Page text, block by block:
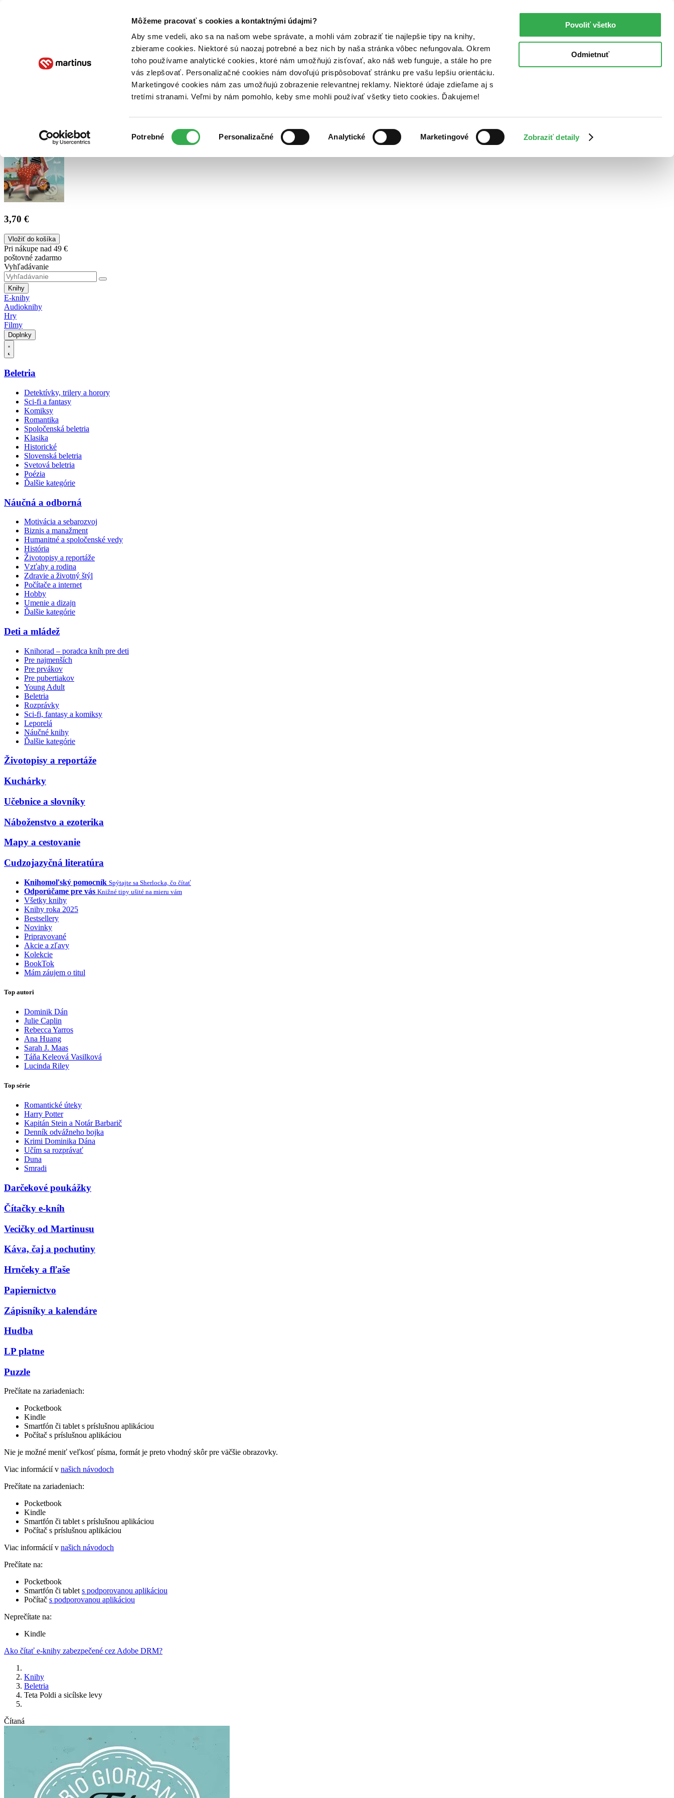
Môžeme pracovať s cookies a kontaktnými údajmi?
Aby sme vedeli, ako sa na našom webe správate, a mohli vám zobraziť tie najlepšie tipy na knihy,
zbierame cookies. Niektoré sú naozaj potrebné a bez nich by naša stránka vôbec nefungovala. Okrem
toho používame analytické cookies, ktoré nám umožňujú zisťovať, ako náš web funguje, a stále ho pre
vás zlepšovať. Personalizačné cookies nám dovoľujú prispôsobovať stránku pre vašu lepšiu orientáciu.
Marketingové cookies nám zas umožňujú zobrazenie relevantnej reklamy. Niektoré údaje zdieľame aj s
tretími stranami. Veľmi by nám pomohlo, keby sme mohli používať všetky tieto cookies. Ďakujeme!
súhlasu
Potrebné Personalizačné Analytické Marketingové Zobraziť detaily
Povoliť všetko
Odmietnuť
Poukážky Kontakt
3,70 €
Vložiť do košíka
Pri nákupe nad 49 €
poštovné zadarmo
Vyhľadávanie
Knihy
E-knihy
Audioknihy
Hry
Filmy
Doplnky
Beletria
Detektívky, trilery a horory
Sci-fi a fantasy
Komiksy
Romantika
Spoločenská beletria
Klasika
Historické
Slovenská beletria
Svetová beletria
Poézia
Ďalšie kategórie
Náučná a odborná
Motivácia a sebarozvoj
Biznis a manažment
Humanitné a spoločenské vedy
História
Životopisy a reportáže
Vzťahy a rodina
Zdravie a životný štýl
Počítače a internet
Hobby
Umenie a dizajn
Ďalšie kategórie
Deti a mládež
Knihorad – poradca kníh pre deti
Pre najmenších
Pre prvákov
Pre pubertiakov
Young Adult
Beletria
Rozprávky
Sci-fi, fantasy a komiksy
Leporelá
Náučné knihy
Ďalšie kategórie
Životopisy a reportáže
Kuchárky
Učebnice a slovníky
Náboženstvo a ezoterika
Mapy a cestovanie
Cudzojazyčná literatúra
Knihomoľský pomocník Spýtajte sa Sherlocka, čo čítať
Odporúčame pre vás Knižné tipy ušité na mieru vám
Všetky knihy
Knihy roka 2025
Bestsellery
Novinky
Pripravované
Akcie a zľavy
Kolekcie
BookTok
Mám záujem o titul
Top autori
Dominik Dán
Julie Caplin
Rebecca Yarros
Ana Huang
Sarah J. Maas
Táňa Keleová Vasilková
Lucinda Riley
Top série
Romantické úteky
Harry Potter
Kapitán Stein a Notár Barbarič
Denník odvážneho bojka
Krimi Dominika Dána
Učím sa rozprávať
Duna
Smradi
Darčekové poukážky
Čítačky e-kníh
Vecičky od Martinusu
Káva, čaj a pochutiny
Hrnčeky a fľaše
Papiernictvo
Zápisníky a kalendáre
Hudba
LP platne
Puzzle
Prečítate na zariadeniach:
Pocketbook
Kindle
Smartfón či tablet s príslušnou aplikáciou
Počítač s príslušnou aplikáciou
Nie je možné meniť veľkosť písma, formát je preto vhodný skôr pre väčšie obrazovky.
Viac informácií v našich návodoch
Prečítate na zariadeniach:
Pocketbook
Kindle
Smartfón či tablet s príslušnou aplikáciou
Počítač s príslušnou aplikáciou
Viac informácií v našich návodoch
Prečítate na:
Pocketbook
Smartfón či tablet s podporovanou aplikáciou
Počítač s podporovanou aplikáciou
Neprečítate na:
Kindle
Ako čítať e-knihy zabezpečené cez Adobe DRM?
Knihy
Beletria
Teta Poldi a sicílske levy
Čítaná